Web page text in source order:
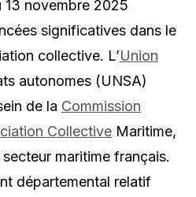
novembre 2025
significatives dans le
collective. L’Union
autonomes (UNSA)
de la Commission
Collective Maritime,
maritime français.
départemental relatif